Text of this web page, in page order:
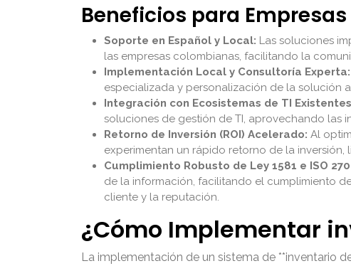
Beneficios para
Soporte en Español y Local: Las soluciones
las empresas colombianas, facilitando la
Implementación Local y Consultoría Experta:
especializada y personalización de la solución
Integración con Ecosistemas de TI
soluciones de gestión de TI, aprovechando las
Retorno de Inversión (ROI) Acelerado: Al
experimentan un rápido retorno de la
Cumplimiento Robusto de Ley 1581 e ISO
de la información, facilitando el cumplimiento
cliente y la reputación.
¿Cómo Implementar
La implementación de un sistema de **inventario